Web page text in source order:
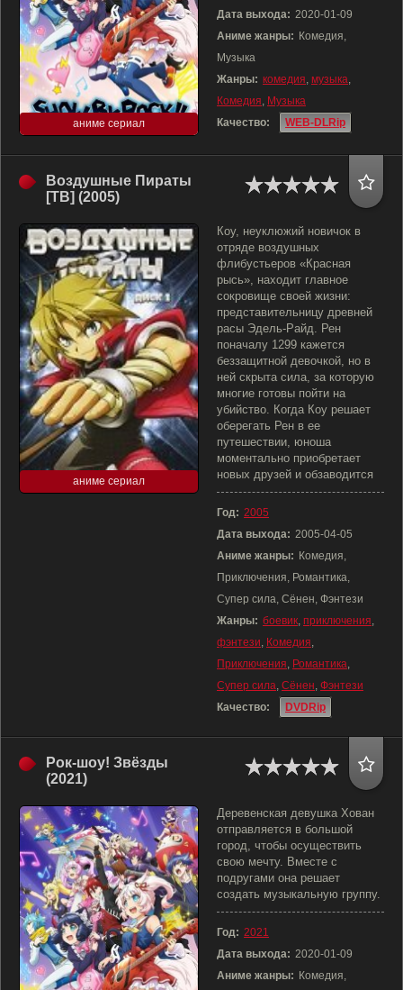
аниме сериал
Дата выхода: 2020-01-09
Аниме жанры: Комедия,
Музыка
Жанры: комедия, музыка,
Комедия, Музыка
Качество:
WEB-DLRip
Воздушные Пираты
[ТВ] (2005)
аниме сериал
Коу, неуклюжий новичок в
отряде воздушных
флибустьеров «Красная
рысь», находит главное
сокровище своей жизни:
представительницу древней
расы Эдель-Райд. Рен
поначалу 1299 кажется
беззащитной девочкой, но в
ней скрыта сила, за которую
многие готовы пойти на
убийство. Когда Коу решает
оберегать Рен в ее
путешествии, юноша
моментально приобретает
новых друзей и обзаводится
Год: 2005
Дата выхода: 2005-04-05
Аниме жанры: Комедия,
Приключения, Романтика,
Супер сила, Сёнен, Фэнтези
Жанры: боевик, приключения,
фэнтези, Комедия,
Приключения, Романтика,
Супер сила, Сёнен, Фэнтези
Качество:
DVDRip
Рок-шоу! Звёзды
(2021)
Деревенская девушка Хован
отправляется в большой
город, чтобы осуществить
свою мечту. Вместе с
подругами она решает
создать музыкальную группу.
Год: 2021
Дата выхода: 2020-01-09
Аниме жанры: Комедия,